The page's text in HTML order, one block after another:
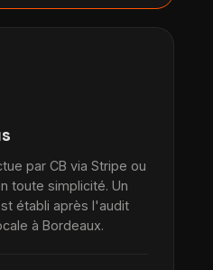
par CB via Stripe ou
toute simplicité. Un
établi après l'audit
à Bordeaux.